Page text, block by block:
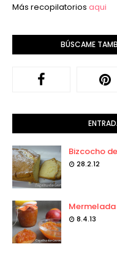
Más recopilatorios aqui
BÚSCAME
Bizcocho
28.2.12
8.4.13